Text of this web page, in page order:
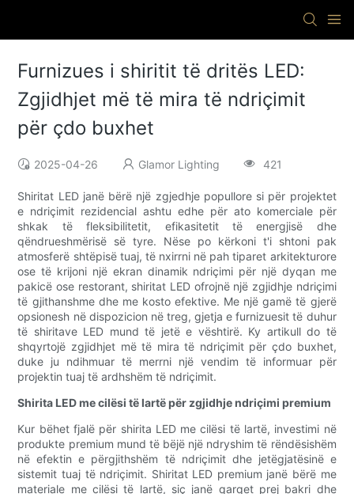
Furnizues i shiritit të dritës LED:
Zgjidhjet më të mira të ndriçimit
për çdo buxhet
2025-04-26 Glamor Lighting 421
Shiritat LED janë bërë një zgjedhje popullore si për projektet
e ndriçimit rezidencial ashtu edhe për ato komerciale për
shkak të fleksibilitetit, efikasitetit të energjisë dhe
qëndrueshmërisë së tyre. Nëse po kërkoni t'i shtoni pak
atmosferë shtëpisë tuaj, të nxirrni në pah tiparet arkitekturore
ose të krijoni një ekran dinamik ndriçimi për një dyqan me
pakicë ose restorant, shiritat LED ofrojnë një zgjidhje ndriçimi
të gjithanshme dhe me kosto efektive. Me një gamë të gjerë
opsionesh në dispozicion në treg, gjetja e furnizuesit të duhur
të shiritave LED mund të jetë e vështirë. Ky artikull do të
shqyrtojë zgjidhjet më të mira të ndriçimit për çdo buxhet,
duke ju ndihmuar të merrni një vendim të informuar për
projektin tuaj të ardhshëm të ndriçimit.
Shirita LED me cilësi të lartë për zgjidhje ndriçimi premium
Kur bëhet fjalë për shirita LED me cilësi të lartë, investimi në
produkte premium mund të bëjë një ndryshim të rëndësishëm
në efektin e përgjithshëm të ndriçimit dhe jetëgjatësinë e
sistemit tuaj të ndriçimit. Shiritat LED premium janë bërë me
materiale me cilësi të lartë, siç janë qarqet prej bakri dhe